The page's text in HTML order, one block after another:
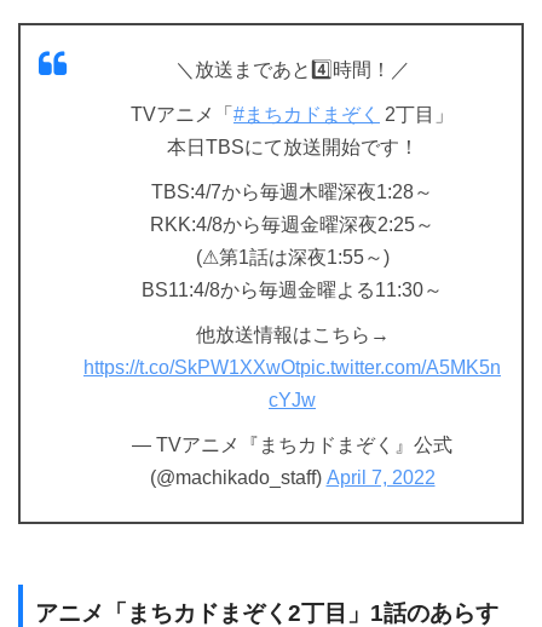
＼放送まであと4️⃣時間！／
TVアニメ「 #まちカドまぞく
2丁目」
本日TBSにて放送開始です！
TBS:4/7から毎週木曜深夜1:28～
RKK:4/8から毎週金曜深夜2:25～
(⚠︎第1話は深夜1:55～)
BS11:4/8から毎週金曜よる11:30～
他放送情報はこちら→
https://t.co/SkPW1XXwOtpic.twitter.com/A5MK5n
cYJw
— TVアニメ『まちカドまぞく』公式
(@machikado_staff) April 7, 2022
アニメ「まちカドまぞく2丁目」1話のあらす